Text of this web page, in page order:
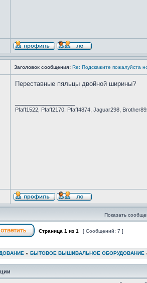
Заголовок сообщения: Re: Подскажите пожалуйста
Переставные пяльцы двойной ширины?
Pfaff1522, Pfaff2170, Pfaff4874, Jaguar298,
Показать
Страница 1 из 1 [ Сообщений: 7 ]
» БЫТОВОЕ ВЫШИВАЛЬНОЕ ОБОРУДОВАНИЕ